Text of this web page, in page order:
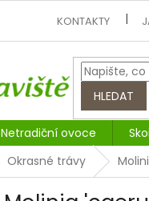
KONTAKTY
HLEDAT
Netradiční ovoce
Okrasné trávy